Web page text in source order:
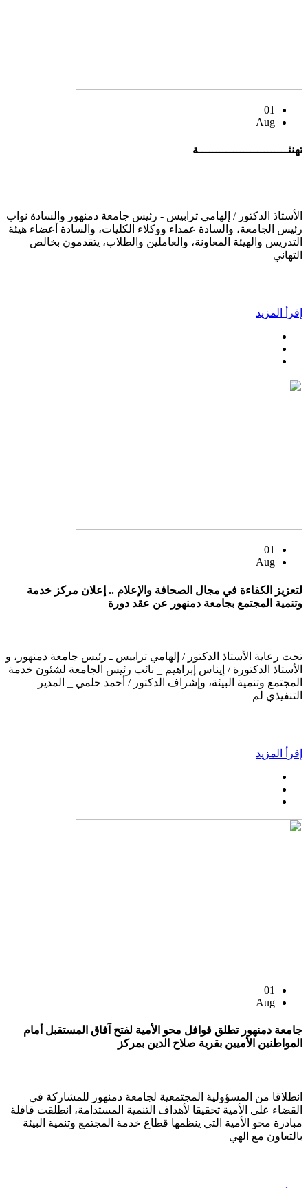
01
Aug
تهنئــــــــــــــــــــــــــة
الأستاذ الدكتور / إلهامي ترابيس - رئيس جامعة دمنهور والسادة نواب
رئيس الجامعة، والسادة عمداء ووكلاء الكليات، والسادة أعضاء هيئة
التدريس والهيئة المعاونة، والعاملين والطلاب، يتقدمون بخالص
التهاني
إقرأ المزيد
01
Aug
لتعزيز الكفاءة في مجال الصحافة والإعلام .. إعلان مركز خدمة
وتنمية المجتمع بجامعة دمنهور عن عقد دورة
تحت رعاية الأستاذ الدكتور / إلهامي ترابيس ـ رئيس جامعة دمنهور، و
الأستاذ الدكتورة / إيناس إبراهيم _ نائب رئيس الجامعة لشئون خدمة
المجتمع وتنمية البيئة، وإشراف الدكتور / أحمد حلمي _ المدير
التنفيذي لم
إقرأ المزيد
01
Aug
جامعة دمنهور تطلق قوافل محو الأمية لفتح آفاق المستقبل أمام
المواطنين الأميين بقرية صلاح الدين بمركز
انطلاقا من المسؤولية المجتمعية لجامعة دمنهور للمشاركة في
القضاء على الأمية تحقيقا لأهداف التنمية المستدامة، انطلقت قافلة
مبادرة محو الأمية التي ينظمها قطاع خدمة المجتمع وتنمية البيئة
بالتعاون مع الهي